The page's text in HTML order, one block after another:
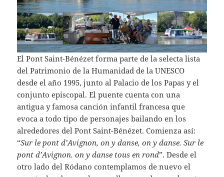
El Pont Saint-Bénézet forma parte de la selecta lista
del Patrimonio de la Humanidad de la UNESCO
desde el año 1995, junto al Palacio de los Papas y el
conjunto episcopal. El puente cuenta con una
antigua y famosa canción infantil francesa que
evoca a todo tipo de personajes bailando en los
alrededores del Pont Saint-Bénézet. Comienza así:
“Sur le pont d’Avignon, on y danse, on y danse. Sur le
pont d’Avignon. on y danse tous en rond”. Desde el
otro lado del Ródano contemplamos de nuevo el